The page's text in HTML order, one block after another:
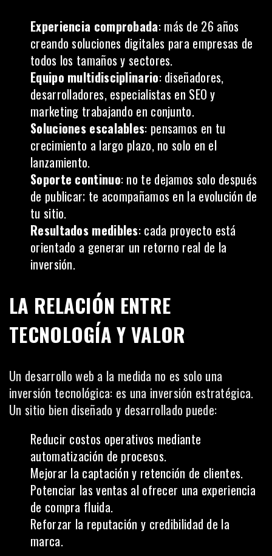
Experiencia comprobada: más de 26 años
creando soluciones digitales para empresas de
todos los tamaños y sectores.
Equipo multidisciplinario: diseñadores,
desarrolladores, especialistas en SEO y
marketing trabajando en conjunto.
Soluciones escalables: pensamos en tu
crecimiento a largo plazo, no solo en el
lanzamiento.
Soporte continuo: no te dejamos solo después
de publicar; te acompañamos en la evolución de
tu sitio.
Resultados medibles: cada proyecto está
orientado a generar un retorno real de la
inversión.
LA RELACIÓN ENTRE
TECNOLOGÍA Y VALOR
Un desarrollo web a la medida no es solo una
inversión tecnológica: es una inversión estratégica.
Un sitio bien diseñado y desarrollado puede:
Reducir costos operativos mediante
automatización de procesos.
Mejorar la captación y retención de clientes.
Potenciar las ventas al ofrecer una experiencia
de compra fluida.
Reforzar la reputación y credibilidad de la
marca.